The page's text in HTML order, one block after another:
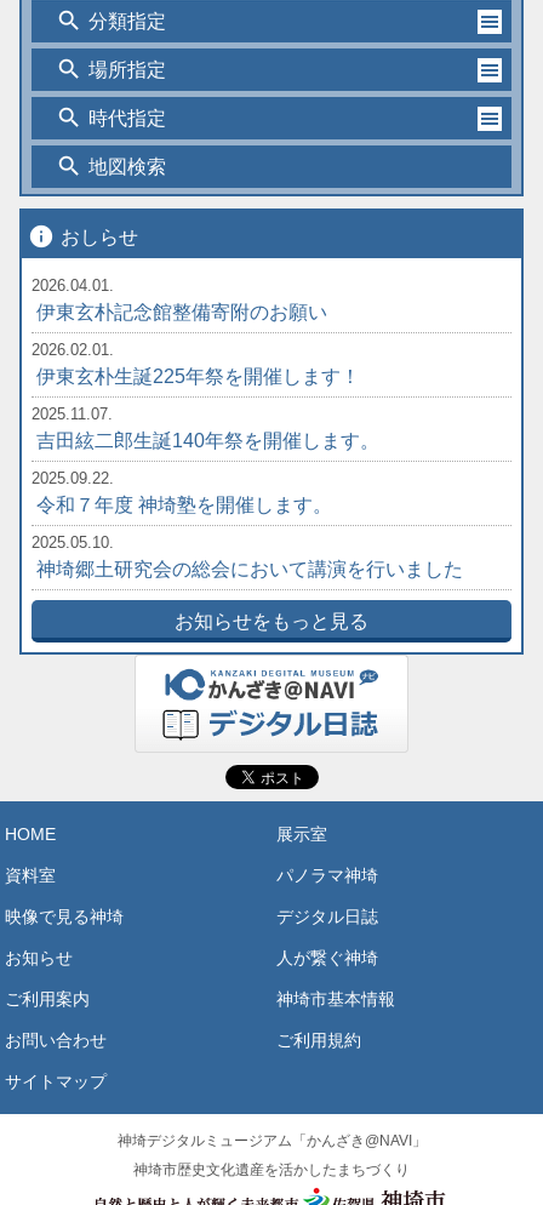
search 分類指定
search 場所指定
search 時代指定
search 地図検索
info おしらせ
2026.04.01.
伊東玄朴記念館整備寄附のお願い
2026.02.01.
伊東玄朴生誕225年祭を開催します！
2025.11.07.
吉田絃二郎生誕140年祭を開催します。
2025.09.22.
令和７年度 神埼塾を開催します。
2025.05.10.
神埼郷土研究会の総会において講演を行いました
お知らせをもっと見る
HOME 展示室
資料室 パノラマ神埼
映像で見る神埼 デジタル日誌
お知らせ 人が繋ぐ神埼
ご利用案内 神埼市基本情報
お問い合わせ ご利用規約
サイトマップ
神埼デジタルミュージアム「かんざき@NAVI」
神埼市歴史文化遺産を活かしたまちづくり